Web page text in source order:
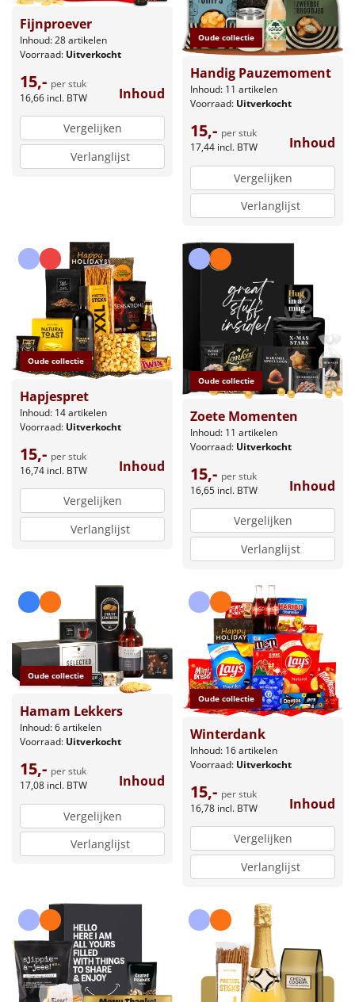
Fijnproever
Inhoud: 28 artikelen
Voorraad: Uitverkocht
15,- per stuk
16,66 incl. BTW Inhoud
Vergelijken
Verlanglijst
Oude collectie
Handig Pauzemoment
Inhoud: 11 artikelen
Voorraad: Uitverkocht
15,- per stuk
17,44 incl. BTW Inhoud
Vergelijken
Verlanglijst
Oude collectie
Hapjespret
Inhoud: 14 artikelen
Voorraad: Uitverkocht
15,- per stuk
16,74 incl. BTW Inhoud
Vergelijken
Verlanglijst
Oude collectie
Zoete Momenten
Inhoud: 11 artikelen
Voorraad: Uitverkocht
15,- per stuk
16,65 incl. BTW Inhoud
Vergelijken
Verlanglijst
Oude collectie
Hamam Lekkers
Inhoud: 6 artikelen
Voorraad: Uitverkocht
15,- per stuk
17,08 incl. BTW Inhoud
Vergelijken
Verlanglijst
Oude collectie
Winterdank
Inhoud: 16 artikelen
Voorraad: Uitverkocht
15,- per stuk
16,78 incl. BTW Inhoud
Vergelijken
Verlanglijst